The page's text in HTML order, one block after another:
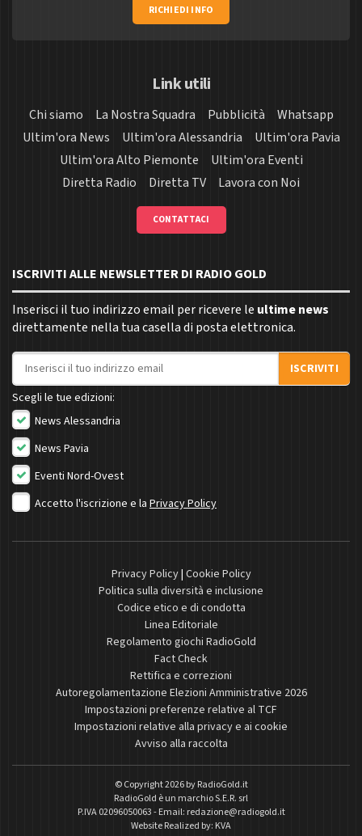
RICHIEDI INFO
Link utili
Chi siamo La Nostra Squadra Pubblicità
Whatsapp
Ultim'ora News
Ultim'ora Alessandria
Ultim'ora Pavia
Ultim'ora Alto Piemonte
Ultim'ora Eventi
Diretta Radio
Diretta TV Lavora con Noi
CONTATTACI
ISCRIVITI ALLE NEWSLETTER DI RADIO GOLD
Inserisci il tuo indirizzo email per ricevere le ultime news
direttamente nella tua casella di posta elettronica.
Indirizzo email
ISCRIVITI
Scegli le tue edizioni:
News Alessandria
News Pavia
Eventi Nord-Ovest
Accetto l'iscrizione e la Privacy Policy
Privacy Policy| Cookie Policy
Politica sulla diversità e inclusione
Codice etico e di condotta
Linea Editoriale
Regolamento giochi RadioGold
Fact Check
Rettifica e correzioni
Autoregolamentazione Elezioni Amministrative 2026
Impostazioni preferenze relative al TCF
Impostazioni relative alla privacy e ai cookie
Avviso alla raccolta
© Copyright 2026 byRadioGold.it
RadioGold è un marchio S.E.R. srl
P.IVA 02096050063 - Email: redazione@radiogold.it
Website Realized by: KVA